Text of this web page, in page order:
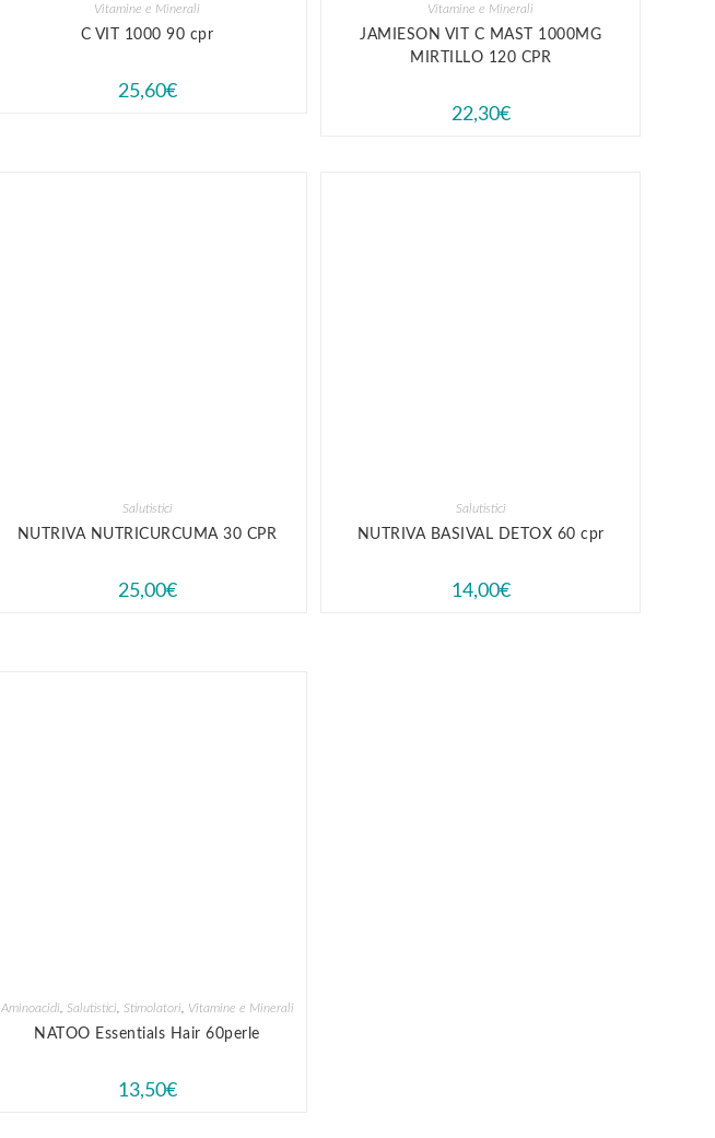
Vitamine e Minerali
C VIT 1000 90 cpr
25,60€
Vitamine e Minerali
JAMIESON VIT C MAST 1000MG
MIRTILLO 120 CPR
22,30€
Salutistici
NUTRIVA NUTRICURCUMA 30 CPR
25,00€
Salutistici
NUTRIVA BASIVAL DETOX 60 cpr
14,00€
Aminoacidi Salutistici Stimolatori Vitamine e Minerali
NATOO Essentials Hair 60perle
13,50€